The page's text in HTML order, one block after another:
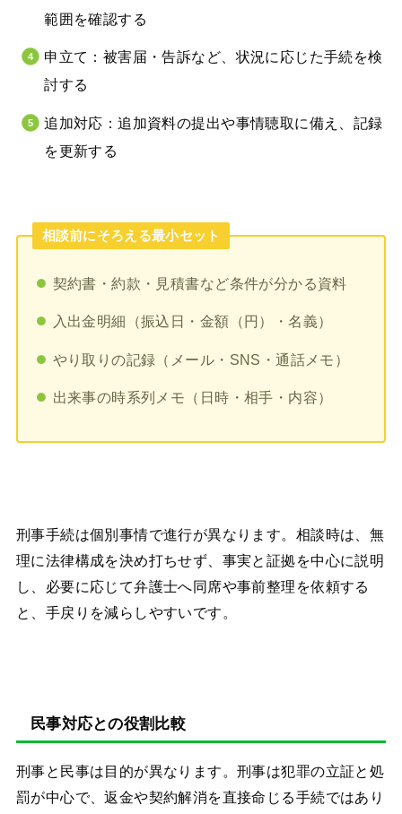
範囲を確認する
申立て：被害届・告訴など、状況に応じた手続を検
討する
追加対応：追加資料の提出や事情聴取に備え、記録
を更新する
相談前にそろえる最小セット
契約書・約款・見積書など条件が分かる資料
入出金明細（振込日・金額（円）・名義）
やり取りの記録（メール・SNS・通話メモ）
出来事の時系列メモ（日時・相手・内容）
刑事手続は個別事情で進行が異なります。相談時は、無
理に法律構成を決め打ちせず、事実と証拠を中心に説明
し、必要に応じて弁護士へ同席や事前整理を依頼する
と、手戻りを減らしやすいです。
民事対応との役割比較
刑事と民事は目的が異なります。刑事は犯罪の立証と処
罰が中心で、返金や契約解消を直接命じる手続ではあり